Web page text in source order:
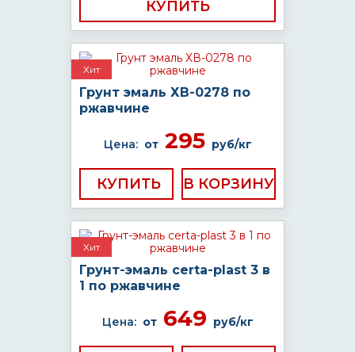
КУПИТЬ
Хит
Грунт эмаль ХВ-0278 по
ржавчине
Цена: от295 руб/кг
КУПИТЬ
Хит
Грунт-эмаль certa-plast 3 в
1 по ржавчине
Цена: от649 руб/кг